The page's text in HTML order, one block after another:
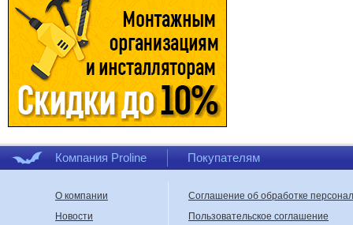
Компания Proline Покупателям
О компании
Новости
Соглашение об обработке
Пользовательское соглашение